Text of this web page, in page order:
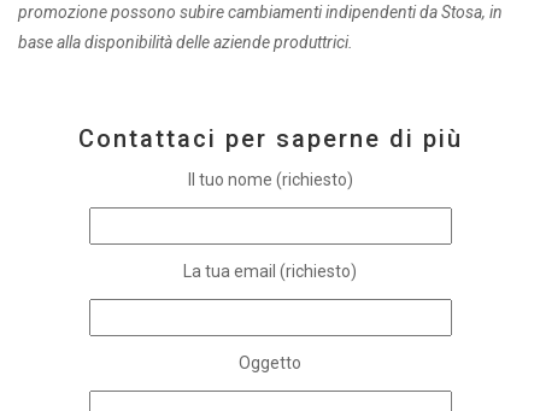
promozione possono subire cambiamenti indipendenti da Stosa, in
base alla disponibilità delle aziende produttrici.
Contattaci per saperne di più
Il tuo nome (richiesto)
La tua email (richiesto)
Oggetto